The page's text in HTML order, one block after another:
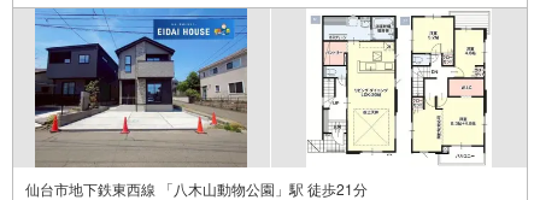
仙台市地下鉄東西線 「八木山動物公園」駅 徒歩21分